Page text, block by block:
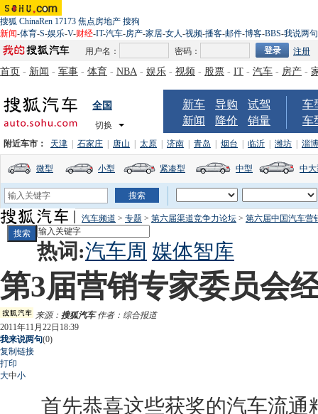
搜狐 ChinaRen 17173 焦点房地产 搜狗
新闻-体育-S-娱乐-V-财经-IT-汽车-房产-家居-女人-视频-播客-邮件-博客-BBS-我说两句
用户名：
密码： 注册
首页 - 新闻 - 军事 - 体育 - NBA - 娱乐 - 视频 - 股票 - IT - 汽车 - 房产 -
全国
切换
新车 导购
试驾
新闻
降价 销量
车
车
附近车市： 天津 石家庄 唐山 太原 济南 青岛 烟台 临沂 潍坊 淄博
微型 小型 紧凑型 中型 中
汽车频道 > 专题 > 第六届渠道竞争力论坛 > 第六届中国汽车营
热词:汽车周 媒体智库
第3届营销专家委员会
来源： 搜狐汽车作者：综合报道
2011年11月22日18:39
我来说两句(0)
复制链接
打印
大中小
首先恭喜这些获奖的汽车流通